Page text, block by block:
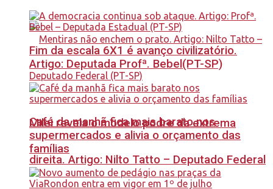
Milei revela o modelo podre da extrema
direita. Artigo: Nilto Tatto – Deputado Federal
Fim da escala 6X1 é avanço civilizatório.
Artigo: Deputada Profª. Bebel(PT-SP)
Café da manhã fica mais barato nos
supermercados e alivia o orçamento das
famílias